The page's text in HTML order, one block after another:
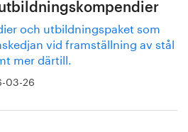
och utbildningspaket som
vid framställning av stål
mer därtill.
03-26